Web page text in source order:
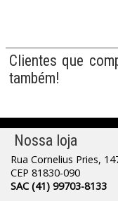
Clientes que
também!
Nossa loja
Rua Cornelius Pries,
CEP 81830-090
SAC (41) 99703-8133